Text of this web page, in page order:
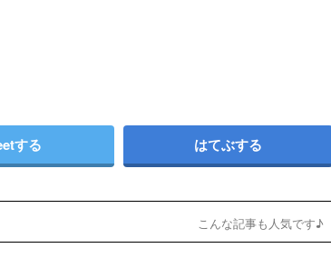
する はてぶする
こんな記事も人気です♪